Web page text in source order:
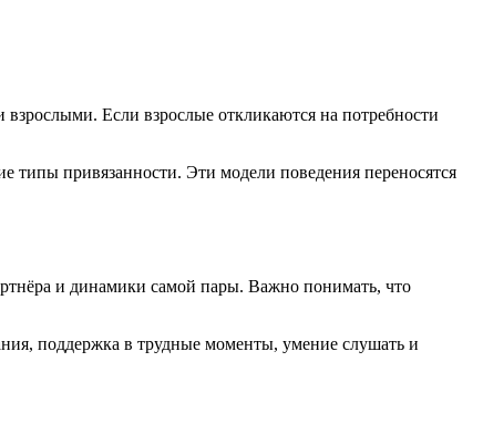
Если взрослые откликаются на потребности
типы привязанности. Эти модели поведения переносятся
и динамики самой пары. Важно понимать, что
поддержка в трудные моменты, умение слушать и